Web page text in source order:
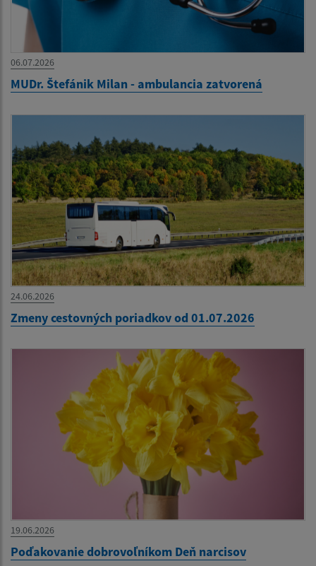
06.07.2026
MUDr. Štefánik Milan - ambulancia zatvorená
24.06.2026
Zmeny cestovných poriadkov od 01.07.2026
19.06.2026
Poďakovanie dobrovoľníkom Deň narcisov